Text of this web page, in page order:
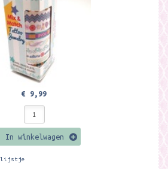
€ 9,99
In winkelwagen